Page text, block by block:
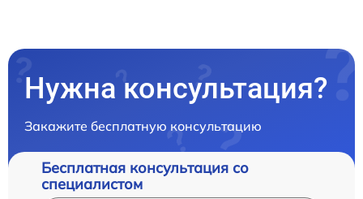
Нужна консультация?
Закажите бесплатную консультацию
Бесплатная консультация со
специалистом